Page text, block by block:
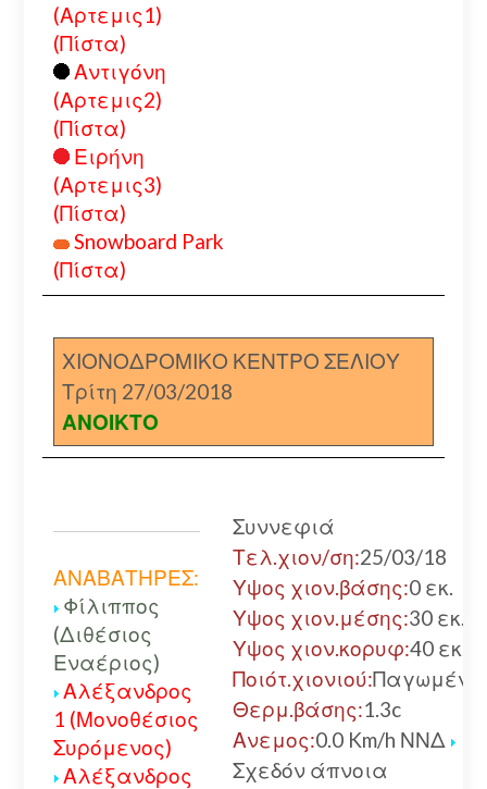
(Αρτεμις1)
(Πίστα)
Αντιγόνη
(Αρτεμις2)
(Πίστα)
Ειρήνη
(Αρτεμις3)
(Πίστα)
Snowboard Park
(Πίστα)
ΧΙΟΝΟΔΡΟΜΙΚΟ ΚΕΝΤΡΟ ΣΕΛΙΟΥ
Τρίτη 27/03/2018
ΑΝΟΙΚΤΟ
ΑΝΑΒΑΤΗΡΕΣ:
Φίλιππος
(Διθέσιος
Εναέριος)
Αλέξανδρος
1 (Μονοθέσιος
Συρόμενος)
Αλέξανδρος
Συννεφιά
Τελ.χιον/ση:25/03/18
Υψος χιον.βάσης:0 εκ.
Υψος χιον.μέσης:30 εκ.
Υψος χιον.κορυφ:40 εκ.
Ποιότ.χιονιού:Παγωμένο
Θερμ.βάσης:1.3c
Ανεμος:0.0 Km/h ΝΝΔ
Σχεδόν άπνοια